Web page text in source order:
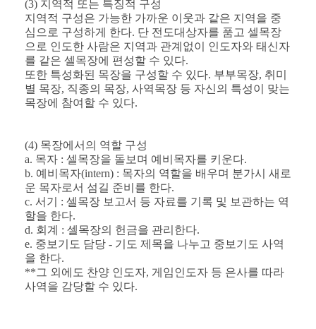
(3) 지역적 또는 특징적 구성
지역적 구성은 가능한 가까운 이웃과 같은 지역을 중
심으로 구성하게 한다. 단 전도대상자를 품고 셀목장
으로 인도한 사람은 지역과 관계없이 인도자와 태신자
를 같은 셀목장에 편성할 수 있다.
또한 특성화된 목장을 구성할 수 있다. 부부목장, 취미
별 목장, 직종의 목장, 사역목장 등 자신의 특성이 맞는
목장에 참여할 수 있다.
(4) 목장에서의 역할 구성
a. 목자 : 셀목장을 돌보며 예비목자를 키운다.
b. 예비목자(intern) : 목자의 역할을 배우며 분가시 새로
운 목자로서 섬길 준비를 한다.
c. 서기 : 셀목장 보고서 등 자료를 기록 및 보관하는 역
할을 한다.
d. 회계 : 셀목장의 헌금을 관리한다.
e. 중보기도 담당 - 기도 제목을 나누고 중보기도 사역
을 한다.
**그 외에도 찬양 인도자, 게임인도자 등 은사를 따라
사역을 감당할 수 있다.